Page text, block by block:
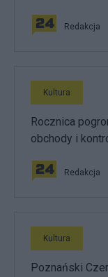
Redakcja
Kultura
Rocznica
obchody i
Redakcja
Kultura
Poznański